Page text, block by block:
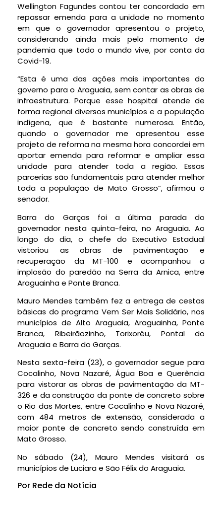
Wellington Fagundes contou ter concordado em
repassar emenda para a unidade no momento
em que o governador apresentou o projeto,
considerando ainda mais pelo momento de
pandemia que todo o mundo vive, por conta da
Covid-19.
“Esta é uma das ações mais importantes do
governo para o Araguaia, sem contar as obras de
infraestrutura. Porque esse hospital atende de
forma regional diversos municípios e a população
indígena, que é bastante numerosa. Então,
quando o governador me apresentou esse
projeto de reforma na mesma hora concordei em
aportar emenda para reformar e ampliar essa
unidade para atender toda a região. Essas
parcerias são fundamentais para atender melhor
toda a população de Mato Grosso”, afirmou o
senador.
Barra do Garças foi a última parada do
governador nesta quinta-feira, no Araguaia. Ao
longo do dia, o chefe do Executivo Estadual
vistoriou as obras de pavimentação e
recuperação da MT-100 e acompanhou a
implosão do paredão na Serra da Arnica, entre
Araguainha e Ponte Branca.
Mauro Mendes também fez a entrega de cestas
básicas do programa Vem Ser Mais Solidário, nos
municípios de Alto Araguaia, Araguainha, Ponte
Branca, Ribeirãozinho, Torixoréu, Pontal do
Araguaia e Barra do Garças.
Nesta sexta-feira (23), o governador segue para
Cocalinho, Nova Nazaré, Água Boa e Querência
para vistorar as obras de pavimentação da MT-
326 e da construção da ponte de concreto sobre
o Rio das Mortes, entre Cocalinho e Nova Nazaré,
com 484 metros de extensão, considerada a
maior ponte de concreto sendo construída em
Mato Grosso.
No sábado (24), Mauro Mendes visitará os
municípios de Luciara e São Félix do Araguaia.
Por Rede da Notícia